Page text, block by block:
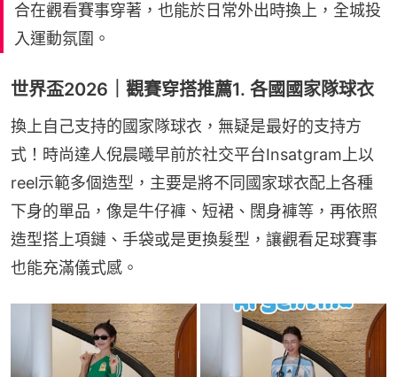
合在觀看賽事穿著，也能於日常外出時換上，全城投
入運動氛圍。
世界盃2026｜觀賽穿搭推薦1. 各國國家隊球衣
換上自己支持的國家隊球衣，無疑是最好的支持方
式！時尚達人倪晨曦早前於社交平台Insatgram上以
reel示範多個造型，主要是將不同國家球衣配上各種
下身的單品，像是牛仔褲、短裙、闊身褲等，再依照
造型搭上項鏈、手袋或是更換髮型，讓觀看足球賽事
也能充滿儀式感。